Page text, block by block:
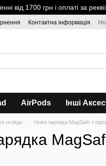
від 1700 грн і оплаті
Контактна інформація
AirPods Інші
огляди Нова зарядка MagSafe з